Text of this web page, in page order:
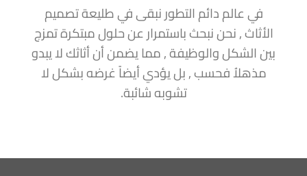
في عالم دائم التطور نبقى في طليعة تصميم
الأثاث , نحن نبحث باستمرار عن حلول مبتكرة تمزج
بين الشكل والوظيفة , مما يضمن أن أثاثك لا يبدو
مذهلاُ فحسب , بل يؤدي أيضاً غرضه بشكل لا
تشوبه شائبة.